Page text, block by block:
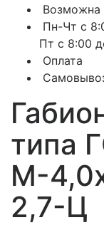
Возможна
Пн-Чт с
Пт с 8:00
Оплата
типа
М-
2,7-Ц